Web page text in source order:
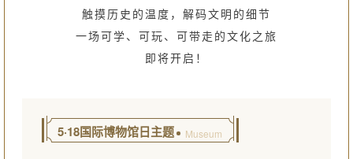
触摸历史的温度，解码文明的细节
一场可学、可玩、可带走的文化之旅
即将开启！
5·18国际博物馆日主题 Museum